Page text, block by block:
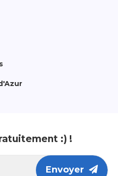
:) !
Envoyer